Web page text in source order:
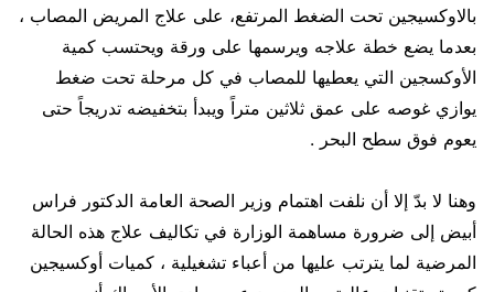
بالاوكسيجين تحت الضغط المرتفع، على علاج المريض المصاب ،
بعدما يضع خطة علاجه ويرسمها على ورقة ويحتسب كمية
الأوكسجين التي يعطيها للمصاب في كل مرحلة تحت ضغط
يوازي غوصه على عمق ثلاثين متراً ويبدأ بتخفيضه تدريجاً حتى
يعوم فوق سطح البحر .
وهنا لا بدّ إلا أن نلفت اهتمام وزير الصحة العامة الدكتور فراس
أبيض إلى ضرورة مساهمة الوزارة في تكاليف علاج هذه الحالة
المرضية لما يترتب عليها من أعباء تشغيلية ، كميات أوكسيجين